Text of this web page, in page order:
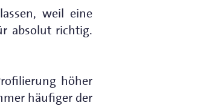
weil eine
absolut richtig.
höher
häufiger der